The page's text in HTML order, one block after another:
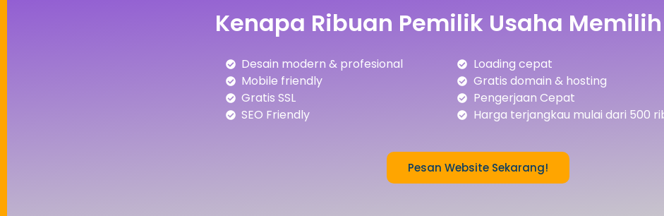
Kenapa Ribuan Pemilik Usaha
Desain modern & profesional
Mobile friendly
Gratis SSL
SEO Friendly
Loading cepat
Gratis domain & hosting
Pengerjaan Cepat
Harga terjangkau mulai dari 500
Pesan Website Sekarang!